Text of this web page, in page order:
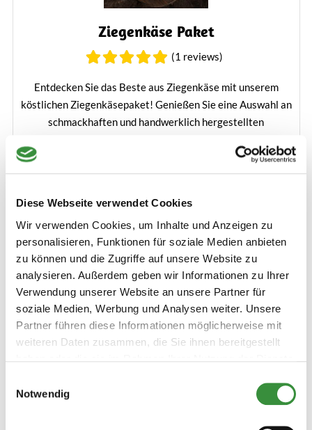
Diese Webseite verwendet Cookies
Wir verwenden Cookies, um Inhalte und Anzeigen zu
personalisieren, Funktionen für soziale Medien anbieten
zu können und die Zugriffe auf unsere Website zu
analysieren. Außerdem geben wir Informationen zu Ihrer
Verwendung unserer Website an unsere Partner für
soziale Medien, Werbung und Analysen weiter. Unsere
Partner führen diese Informationen möglicherweise mit
weiteren Daten zusammen, die Sie ihnen bereitgestellt
Notwendig
Ziegenkäse Paket
(1 reviews)
Entdecken Sie das Beste aus Ziegenkäse mit unserem
köstlichen Ziegenkäsepaket! Genießen Sie eine Auswahl an
schmackhaften und handwerklich hergestellten
Familie eignen. Bestellen Sie jetzt und probieren Sie die
cremigen, milden und würzigen Aromen von Ziegenkäse in
Mehr erfahren
47,50 €
Bestellen
Holländischer Ziegenkäse mit Kräutern